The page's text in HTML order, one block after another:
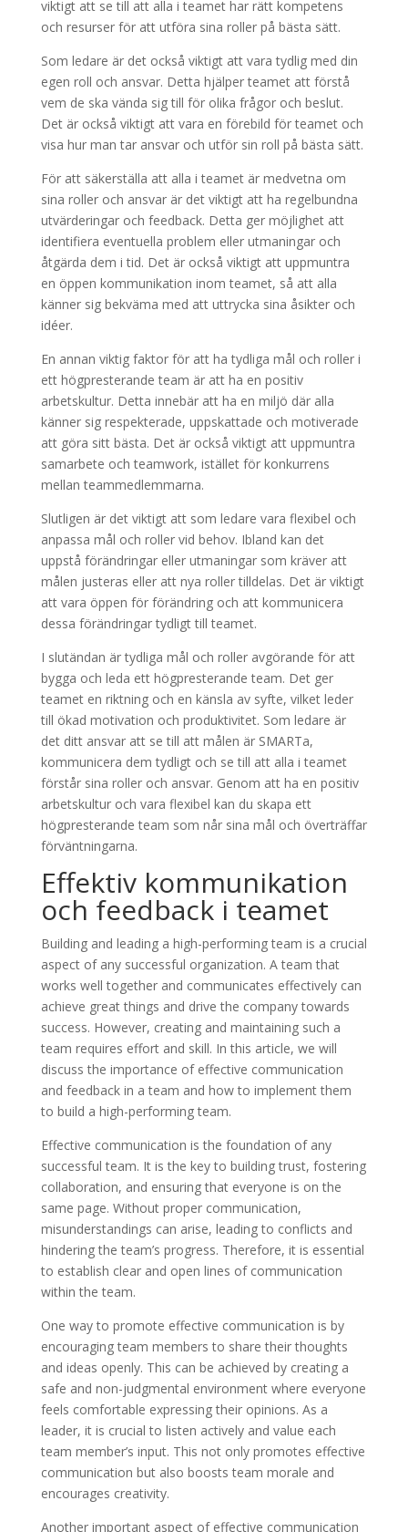
viktigt att se till att alla i teamet har rätt kompetens
och resurser för att utföra sina roller på bästa sätt.
Som ledare är det också viktigt att vara tydlig med din
egen roll och ansvar. Detta hjälper teamet att förstå
vem de ska vända sig till för olika frågor och beslut.
Det är också viktigt att vara en förebild för teamet och
visa hur man tar ansvar och utför sin roll på bästa sätt.
För att säkerställa att alla i teamet är medvetna om
sina roller och ansvar är det viktigt att ha regelbundna
utvärderingar och feedback. Detta ger möjlighet att
identifiera eventuella problem eller utmaningar och
åtgärda dem i tid. Det är också viktigt att uppmuntra
en öppen kommunikation inom teamet, så att alla
känner sig bekväma med att uttrycka sina åsikter och
idéer.
En annan viktig faktor för att ha tydliga mål och roller i
ett högpresterande team är att ha en positiv
arbetskultur. Detta innebär att ha en miljö där alla
känner sig respekterade, uppskattade och motiverade
att göra sitt bästa. Det är också viktigt att uppmuntra
samarbete och teamwork, istället för konkurrens
mellan teammedlemmarna.
Slutligen är det viktigt att som ledare vara flexibel och
anpassa mål och roller vid behov. Ibland kan det
uppstå förändringar eller utmaningar som kräver att
målen justeras eller att nya roller tilldelas. Det är viktigt
att vara öppen för förändring och att kommunicera
dessa förändringar tydligt till teamet.
I slutändan är tydliga mål och roller avgörande för att
bygga och leda ett högpresterande team. Det ger
teamet en riktning och en känsla av syfte, vilket leder
till ökad motivation och produktivitet. Som ledare är
det ditt ansvar att se till att målen är SMARTa,
kommunicera dem tydligt och se till att alla i teamet
förstår sina roller och ansvar. Genom att ha en positiv
arbetskultur och vara flexibel kan du skapa ett
högpresterande team som når sina mål och överträffar
förväntningarna.
Effektiv kommunikation
och feedback i teamet
Building and leading a high-performing team is a crucial
aspect of any successful organization. A team that
works well together and communicates effectively can
achieve great things and drive the company towards
success. However, creating and maintaining such a
team requires effort and skill. In this article, we will
discuss the importance of effective communication
and feedback in a team and how to implement them
to build a high-performing team.
Effective communication is the foundation of any
successful team. It is the key to building trust, fostering
collaboration, and ensuring that everyone is on the
same page. Without proper communication,
misunderstandings can arise, leading to conflicts and
hindering the team’s progress. Therefore, it is essential
to establish clear and open lines of communication
within the team.
One way to promote effective communication is by
encouraging team members to share their thoughts
and ideas openly. This can be achieved by creating a
safe and non-judgmental environment where everyone
feels comfortable expressing their opinions. As a
leader, it is crucial to listen actively and value each
team member’s input. This not only promotes effective
communication but also boosts team morale and
encourages creativity.
Another important aspect of effective communication